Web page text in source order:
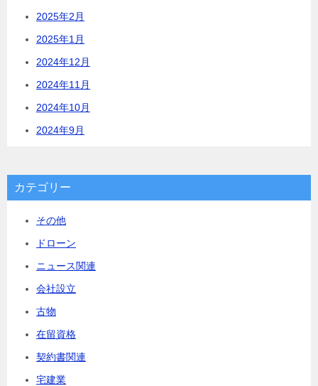
2025年2月
2025年1月
2024年12月
2024年11月
2024年10月
2024年9月
カテゴリー
その他
ドローン
ニュース関連
会社設立
古物
在留資格
契約書関連
宅建業